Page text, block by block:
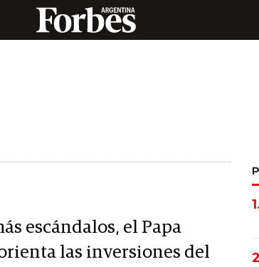
escándalos, el Papa
las inversiones del